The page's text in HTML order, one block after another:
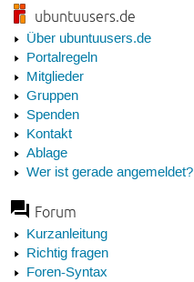
ubuntuusers.de
Über ubuntuusers.de
Portalregeln
Mitglieder
Gruppen
Spenden
Kontakt
Ablage
Wer ist gerade angemeldet?
Forum
Kurzanleitung
Richtig fragen
Foren-Syntax